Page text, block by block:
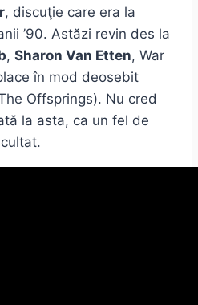
, discuţie care era la
’90. Astăzi revin des la
, Sharon Van Etten, War
în mod deosebit
Offsprings). Nu cred
la asta, ca un fel de